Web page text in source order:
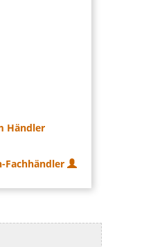
Händler
Fachhändler